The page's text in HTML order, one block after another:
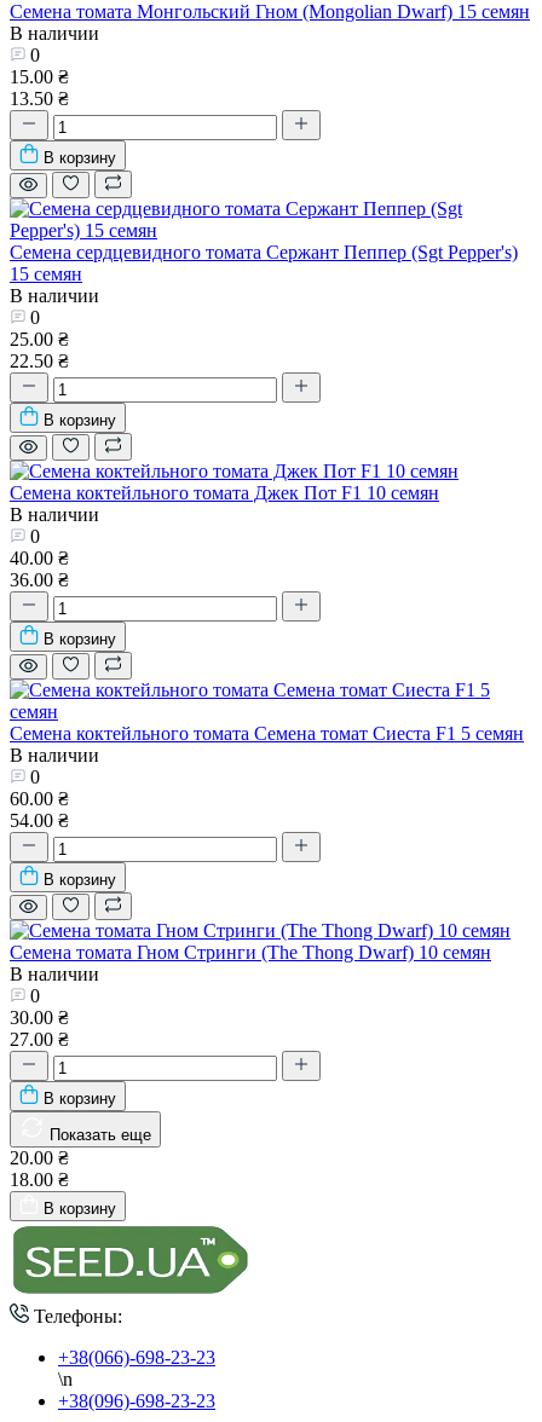
Семена томата Монгольский Гном (Mongolian Dwarf) 15 семян
В наличии
0
15.00 ₴
13.50 ₴
В корзину
Семена сердцевидного томата Сержант Пеппер (Sgt Pepper's)
15 семян
В наличии
0
25.00 ₴
22.50 ₴
В корзину
Семена коктейльного томата Джек Пот F1 10 семян
В наличии
0
40.00 ₴
36.00 ₴
В корзину
Семена коктейльного томата Семена томат Сиеста F1 5 семян
В наличии
0
60.00 ₴
54.00 ₴
В корзину
Семена томата Гном Стринги (The Thong Dwarf) 10 семян
В наличии
0
30.00 ₴
27.00 ₴
В корзину
Показать еще
20.00 ₴
18.00 ₴
В корзину
Телефоны:
+38(066)-698-23-23
\n
+38(096)-698-23-23